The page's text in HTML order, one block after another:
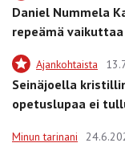
Daniel Nummela
repeämä
Ajankohtaista
Seinäjoella
opetuslupaa ei
Minun tarinani